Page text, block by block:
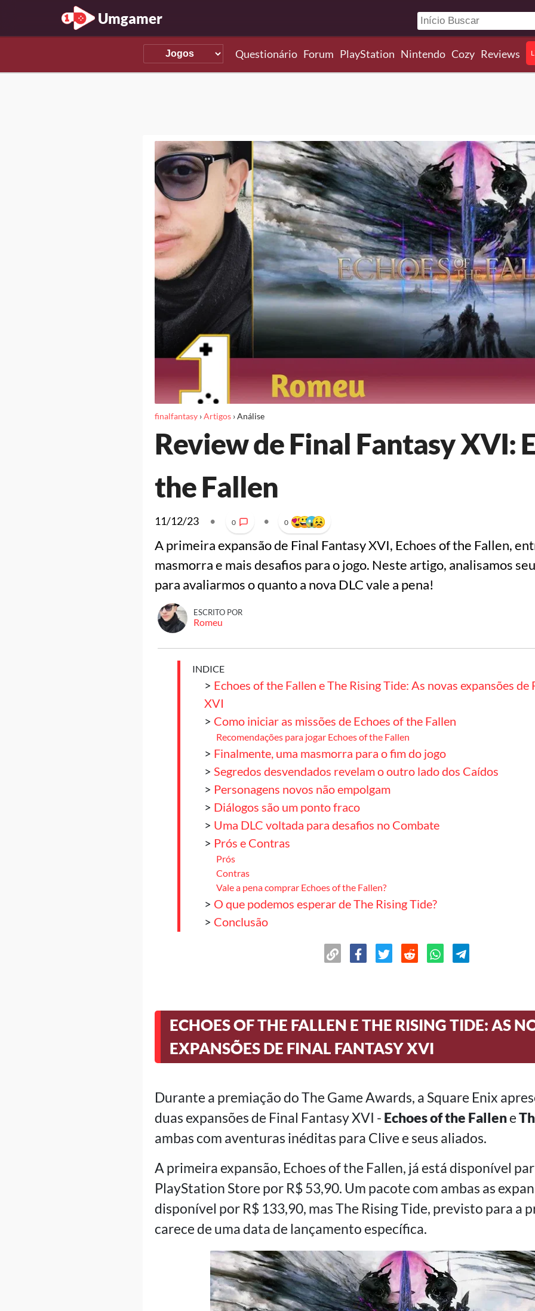
Umgamer
Questionário Forum PlayStation Nintendo Cozy Reviews
finalfantasy›Artigos›Análise
Review de Final Fantasy XVI:
the Fallen
11/12/23 • 0 • 0
A primeira expansão de Final Fantasy XVI, Echoes of the Fallen,
masmorra e mais desafios para o jogo. Neste artigo, analisamos
para avaliarmos o quanto a nova DLC vale a pena!
ESCRITO POR
Romeu
INDICE
> Echoes of the Fallen e The Rising Tide: As novas expansões de
XVI
> Como iniciar as missões de Echoes of the Fallen
Recomendações para jogar Echoes of the Fallen
> Finalmente, uma masmorra para o fim do jogo
> Segredos desvendados revelam o outro lado dos Caídos
> Personagens novos não empolgam
> Diálogos são um ponto fraco
> Uma DLC voltada para desafios no Combate
> Prós e Contras
Prós
Contras
Vale a pena comprar Echoes of the Fallen?
> O que podemos esperar de The Rising Tide?
> Conclusão
ECHOES OF THE FALLEN E THE RISING TIDE: AS
EXPANSÕES DE FINAL FANTASY XVI
Durante a premiação do The Game Awards, a Square Enix
duas expansões de Final Fantasy XVI - Echoes of the Fallene
ambas com aventuras inéditas para Clive e seus aliados.
A primeira expansão, Echoes of the Fallen, já está disponível
PlayStation Store por R$ 53,90. Um pacote com ambas as
disponível por R$ 133,90, mas The Rising Tide, previsto para a
carece de uma data de lançamento específica.